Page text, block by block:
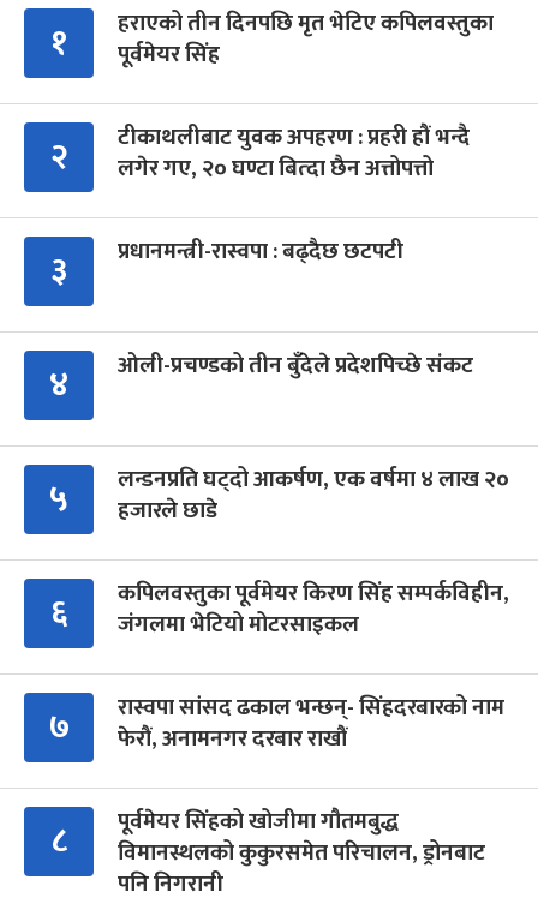
१
हराएको तीन दिनपछि मृत भेटिए कपिलवस्तुका
पूर्वमेयर सिंह
२
टीकाथलीबाट युवक अपहरण : प्रहरी हौं भन्दै
लगेर गए, २० घण्टा बित्दा छैन अत्तोपत्तो
३ प्रधानमन्त्री-रास्वपा : बढ्दैछ छटपटी
४ ओली-प्रचण्डको तीन बुँदेले प्रदेशपिच्छे संकट
५
लन्डनप्रति घट्दो आकर्षण, एक वर्षमा ४ लाख २०
हजारले छाडे
६
कपिलवस्तुका पूर्वमेयर किरण सिंह सम्पर्कविहीन,
जंगलमा भेटियो मोटरसाइकल
७
रास्वपा सांसद ढकाल भन्छन्- सिंहदरबारको नाम
फेरौं, अनामनगर दरबार राखौं
८
पूर्वमेयर सिंहको खोजीमा गौतमबुद्ध
विमानस्थलको कुकुरसमेत परिचालन, ड्रोनबाट
पनि निगरानी